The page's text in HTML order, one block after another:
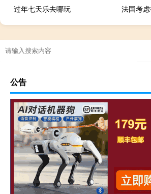
过年七天乐去哪玩
公告